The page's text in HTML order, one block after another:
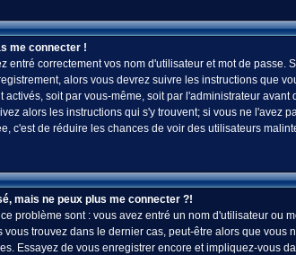
me connecter !
entré correctement vos nom d'utilisateur et mot de
alors vous devrez suivre les instructions que
activés, soit par vous-même, soit par l'administrateur
alors les instructions qui s'y trouvent; si vous ne
c'est de réduire les chances de voir des utilisateurs
mais ne peux plus me connecter ?!
problème sont : vous avez entré un nom d'utilisateur
trouvez dans le dernier cas, peut-être alors que
Essayez de vous enregistrer encore et impliquez-vous